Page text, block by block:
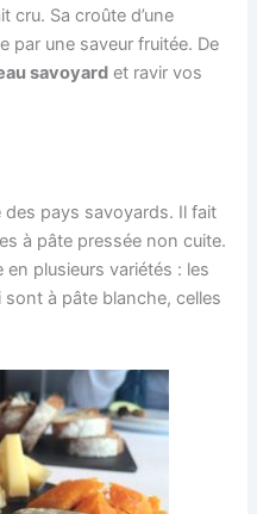
cru. Sa croûte d’une
par une saveur fruitée. De
savoyard et ravir vos
des pays savoyards. Il fait
à pâte pressée non cuite.
en plusieurs variétés : les
à pâte blanche, celles